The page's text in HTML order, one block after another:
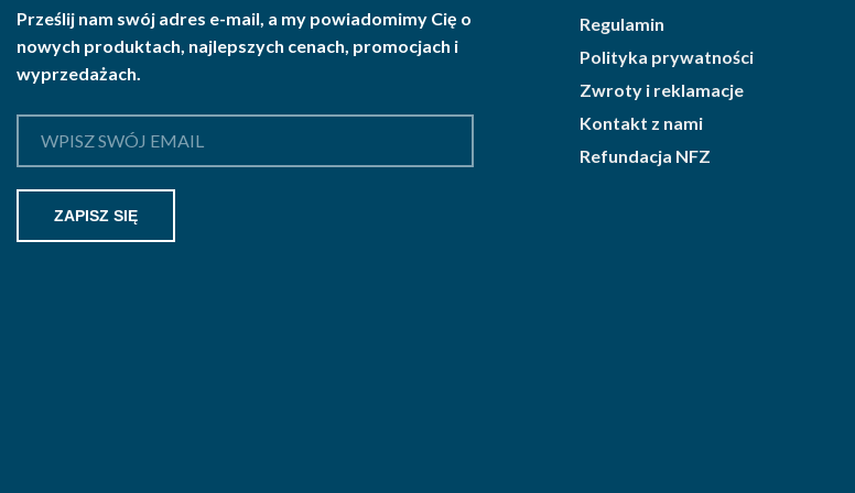
Prześlij nam swój adres e-mail, a my powiadomimy Cię o
nowych produktach, najlepszych cenach, promocjach i
wyprzedażach.
Regulamin
Polityka prywatności
Zwroty i reklamacje
Kontakt z nami
Refundacja NFZ